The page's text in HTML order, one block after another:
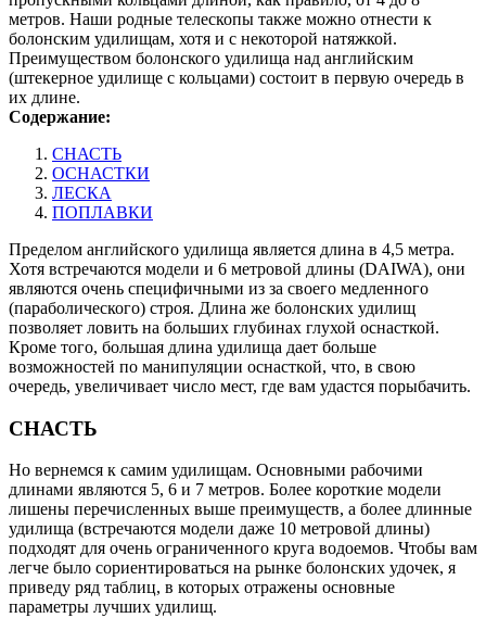
метров. Наши родные телескопы также можно отнести к
болонским удилищам, хотя и с некоторой натяжкой.
Преимуществом болонского удилища над английским
(штекерное удилище с кольцами) состоит в первую очередь в
их длине.
Содержание:
СНАСТЬ
ОСНАСТКИ
ЛЕСКА
ПОПЛАВКИ
Пределом английского удилища является длина в 4,5 метра.
Хотя встречаются модели и 6 метровой длины (DAIWA), они
являются очень специфичными из за своего медленного
(параболического) строя. Длина же болонских удилищ
позволяет ловить на больших глубинах глухой оснасткой.
Кроме того, большая длина удилища дает больше
возможностей по манипуляции оснасткой, что, в свою
очередь, увеличивает число мест, где вам удастся порыбачить.
СНАСТЬ
Но вернемся к самим удилищам. Основными рабочими
длинами являются 5, 6 и 7 метров. Более короткие модели
лишены перечисленных выше преимуществ, а более длинные
удилища (встречаются модели даже 10 метровой длины)
подходят для очень ограниченного круга водоемов. Чтобы вам
легче было сориентироваться на рынке болонских удочек, я
приведу ряд таблиц, в которых отражены основные
параметры лучших удилищ.